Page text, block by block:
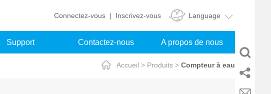
Connectez-vous | Inscrivez-vous Language
Support Contactez-nous A propos de nous
Accueil > Produits > Compteur à eau